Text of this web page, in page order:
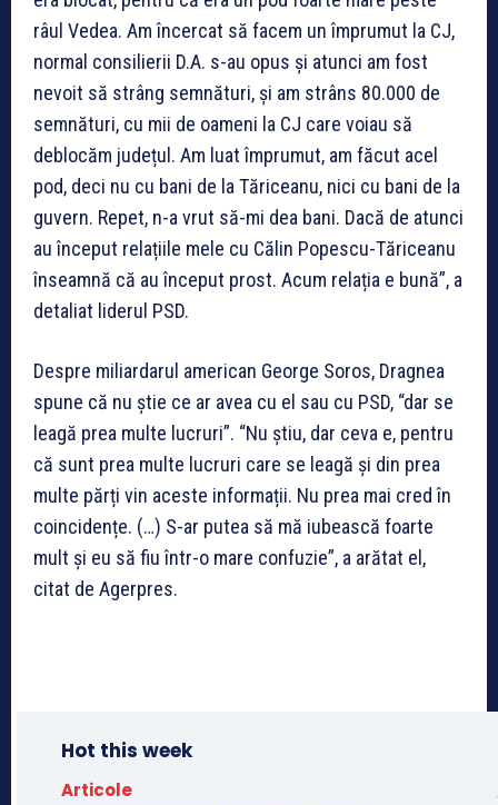
râul Vedea. Am încercat să facem un împrumut la CJ,
normal consilierii D.A. s-au opus și atunci am fost
nevoit să strâng semnături, și am strâns 80.000 de
semnături, cu mii de oameni la CJ care voiau să
deblocăm județul. Am luat împrumut, am făcut acel
pod, deci nu cu bani de la Tăriceanu, nici cu bani de la
guvern. Repet, n-a vrut să-mi dea bani. Dacă de atunci
au început relațiile mele cu Călin Popescu-Tăriceanu
înseamnă că au început prost. Acum relația e bună”, a
detaliat liderul PSD.
Despre miliardarul american George Soros, Dragnea
spune că nu știe ce ar avea cu el sau cu PSD, “dar se
leagă prea multe lucruri”. “Nu știu, dar ceva e, pentru
că sunt prea multe lucruri care se leagă și din prea
multe părți vin aceste informații. Nu prea mai cred în
coincidențe. (…) S-ar putea să mă iubească foarte
mult și eu să fiu într-o mare confuzie”, a arătat el,
citat de Agerpres.
Hot this week
Articole